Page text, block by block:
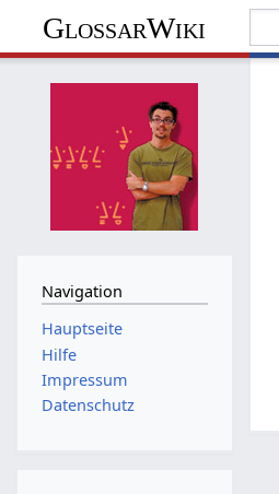
GlossarWiki
Navigation
Hauptseite
Hilfe
Impressum
Datenschutz